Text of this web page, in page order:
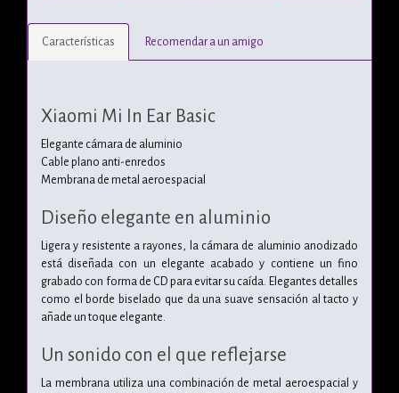
Características Recomendar a un amigo
Xiaomi Mi In Ear Basic
Elegante cámara de aluminio
Cable plano anti-enredos
Membrana de metal aeroespacial
Diseño elegante en aluminio
Ligera y resistente a rayones, la cámara de aluminio anodizado
está diseñada con un elegante acabado y contiene un fino
grabado con forma de CD para evitar su caída. Elegantes detalles
como el borde biselado que da una suave sensación al tacto y
añade un toque elegante.
Un sonido con el que reflejarse
La membrana utiliza una combinación de metal aeroespacial y